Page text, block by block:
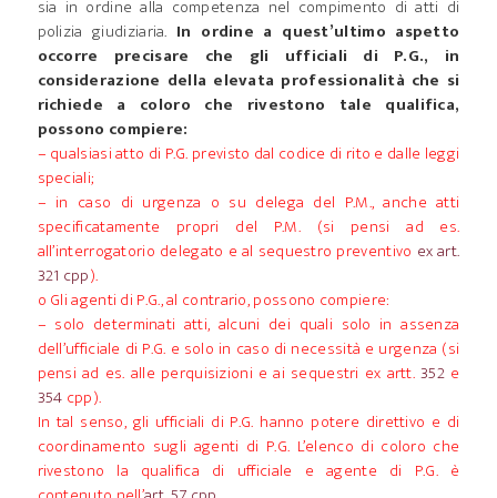
sia in ordine alla competenza nel compimento di atti di
polizia giudiziaria. In ordine a quest’ultimo aspetto
occorre precisare che gli ufficiali di P.G., in
considerazione della elevata professionalità che si
richiede a coloro che rivestono tale qualifica,
possono compiere:
– qualsiasi atto di P.G. previsto dal codice di rito e dalle leggi
speciali;
– in caso di urgenza o su delega del P.M., anche atti
specificatamente propri del P.M. (si pensi ad es.
all’interrogatorio delegato e al sequestro preventivo ex art.
321 cpp).
o Gli agenti di P.G., al contrario, possono compiere:
– solo determinati atti, alcuni dei quali solo in assenza
dell’ufficiale di P.G. e solo in caso di necessità e urgenza (si
pensi ad es. alle perquisizioni e ai sequestri ex artt.352 e
354 cpp).
In tal senso, gli ufficiali di P.G. hanno potere direttivo e di
coordinamento sugli agenti di P.G. L’elenco di coloro che
rivestono la qualifica di ufficiale e agente di P.G. è